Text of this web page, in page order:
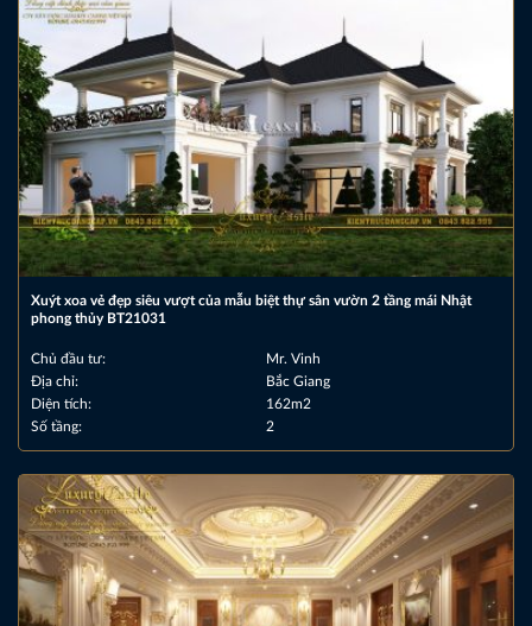
Xuýt xoa vẻ đẹp siêu vượt của mẫu biệt thự sân vườn 2 tầng mái Nhật
phong thủy BT21031
Chủ đầu tư:
Mr. Vinh
Địa chỉ:
Bắc Giang
Diện tích:
162m2
Số tầng:
2